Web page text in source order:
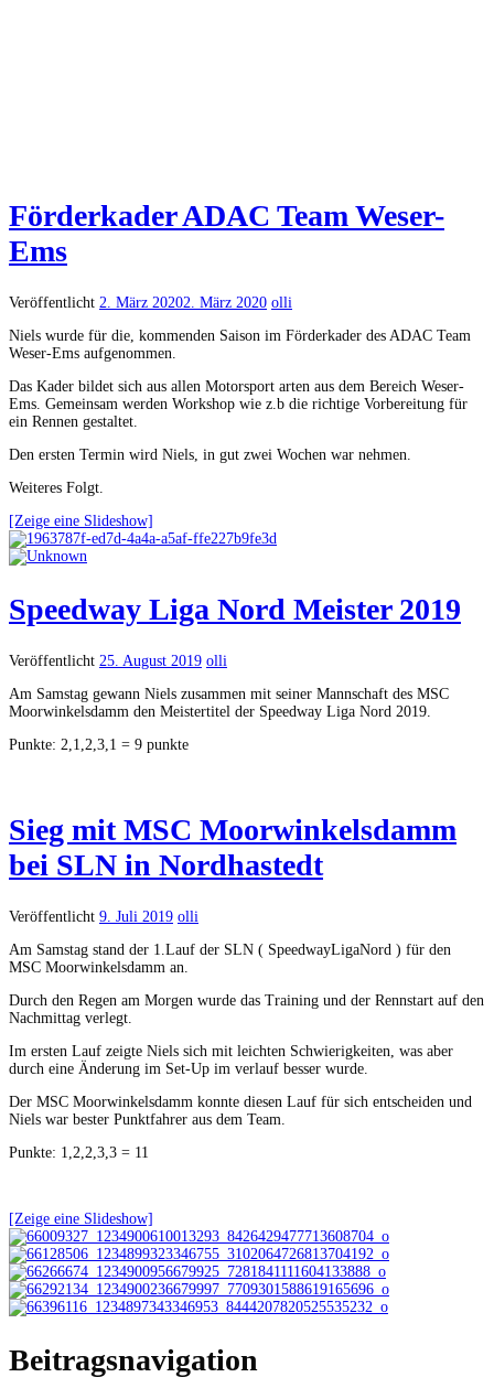
Förderkader ADAC Team Weser-
Ems
Veröffentlicht 2. März 20202. März 2020 olli
Niels wurde für die, kommenden Saison im Förderkader des ADAC Team
Weser-Ems aufgenommen.
Das Kader bildet sich aus allen Motorsport arten aus dem Bereich Weser-
Ems. Gemeinsam werden Workshop wie z.b die richtige Vorbereitung für
ein Rennen gestaltet.
Den ersten Termin wird Niels, in gut zwei Wochen war nehmen.
Weiteres Folgt.
[Zeige eine Slideshow]
Speedway Liga Nord Meister 2019
Veröffentlicht 25. August 2019 olli
Am Samstag gewann Niels zusammen mit seiner Mannschaft des MSC
Moorwinkelsdamm den Meistertitel der Speedway Liga Nord 2019.
Punkte: 2,1,2,3,1 = 9 punkte
Sieg mit MSC Moorwinkelsdamm
bei SLN in Nordhastedt
Veröffentlicht 9. Juli 2019 olli
Am Samstag stand der 1.Lauf der SLN ( SpeedwayLigaNord ) für den
MSC Moorwinkelsdamm an.
Durch den Regen am Morgen wurde das Training und der Rennstart auf den
Nachmittag verlegt.
Im ersten Lauf zeigte Niels sich mit leichten Schwierigkeiten, was aber
durch eine Änderung im Set-Up im verlauf besser wurde.
Der MSC Moorwinkelsdamm konnte diesen Lauf für sich entscheiden und
Niels war bester Punktfahrer aus dem Team.
Punkte: 1,2,2,3,3 = 11
[Zeige eine Slideshow]
Beitragsnavigation